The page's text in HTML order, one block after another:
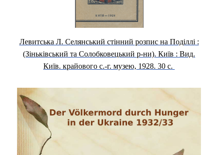
Левитська Л. Селянський стінний розпис на Поділлі :
(Зіньківський та Солобковецький р-ни). Київ : Вид.
Київ. крайового с.-г. музею, 1928. 30 с.